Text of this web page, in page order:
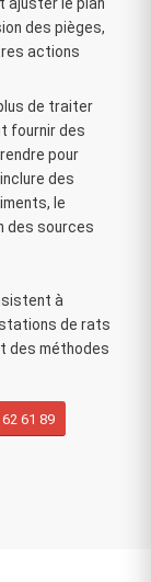
ajuster le plan
des pièges,
actions
de traiter
fournir des
pour
des
le
des sources
à
de rats
des méthodes
61 89